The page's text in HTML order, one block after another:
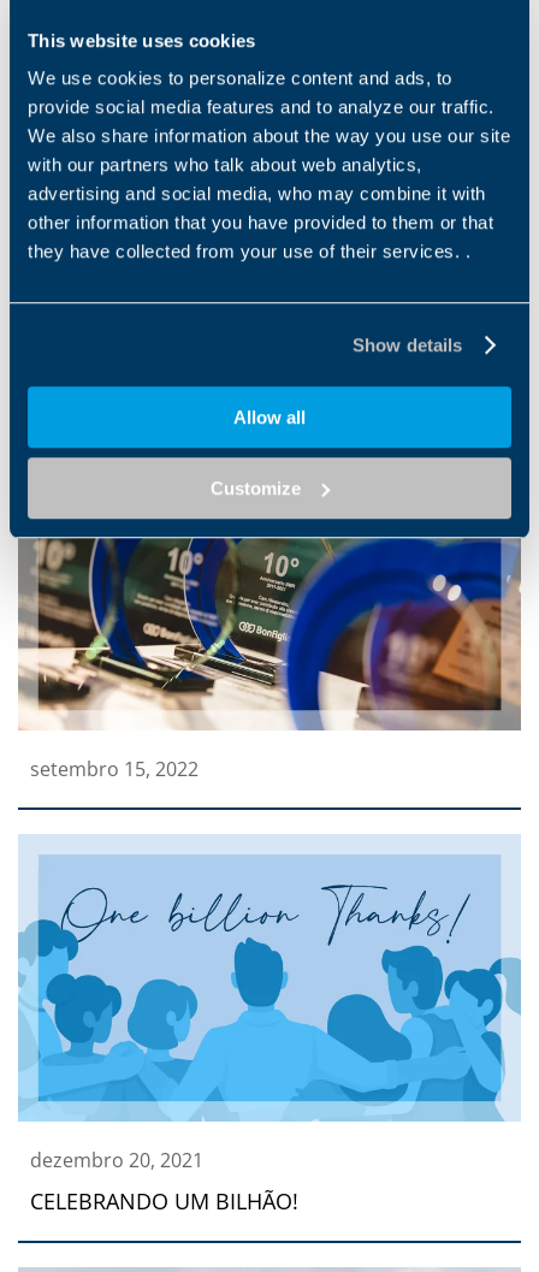
This website uses cookies
We use cookies to personalize content and ads, to
provide social media features and to analyze our traffic.
We also share information about the way you use our site
with our partners who talk about web analytics,
advertising and social media, who may combine it with
other information that you have provided to them or that
they have collected from your use of their services. .
Show details
Allow all
Customize
novembro 24, 2022
Tecnotrans Bonfiglioli, S.A. inaugura nova sede
setembro 15, 2022
dezembro 20, 2021
CELEBRANDO UM BILHÃO!